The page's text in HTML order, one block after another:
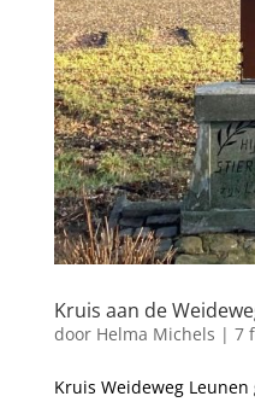
Kruis aan de
door Helma Michels | 7
Kruis Weideweg